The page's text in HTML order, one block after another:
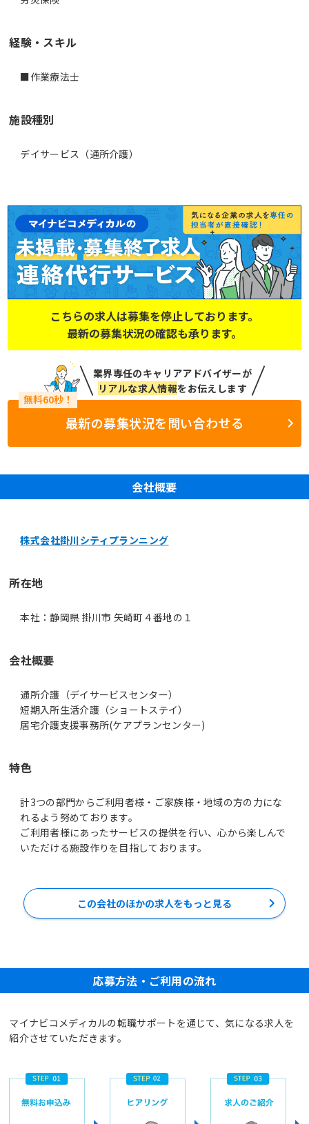
経験・スキル
■作業療法士
施設種別
デイサービス（通所介護）
こちらの求人は募集を停止しております。
最新の募集状況の確認も承ります。
業界専任のキャリアアドバイザーが
リアルな求人情報をお伝えします
最新の募集状況を問い合わせる
会社概要
株式会社掛川シティプランニング
所在地
本社：静岡県 掛川市 矢崎町４番地の１
会社概要
通所介護（デイサービスセンター）
短期入所生活介護（ショートステイ）
居宅介護支援事務所(ケアプランセンター)
特色
計3つの部門からご利用者様・ご家族様・地域の方の力にな
れるよう努めております。
ご利用者様にあったサービスの提供を行い、心から楽しんで
いただける施設作りを目指しております。
この会社のほかの求人をもっと見る
応募方法・ご利用の流れ
マイナビコメディカルの転職サポートを通じて、気になる求人を
紹介させていただきます。